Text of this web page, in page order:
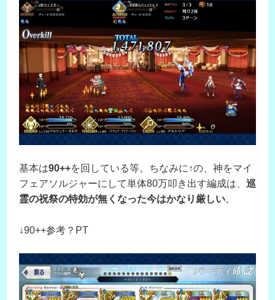
基本は90++を回している等。ちなみに↑の、神をマイ
フェアソルジャーにして単体80万叩き出す編成は、 巡
霊の祝祭の特効が無くなった今はかなり厳しい。
↓90++参考？PT